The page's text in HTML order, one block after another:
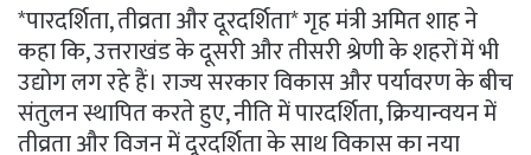
*पारदर्शिता, तीव्रता और दूरदर्शिता* गृह मंत्री अमित शाह ने
कहा कि, उत्तराखंड के दूसरी और तीसरी श्रेणी के शहरों में भी
उद्योग लग रहे हैं। राज्य सरकार विकास और पर्यावरण के बीच
संतुलन स्थापित करते हुए, नीति में पारदर्शिता, क्रियान्वयन में
तीव्रता और विजन में दूरदर्शिता के साथ विकास का नया